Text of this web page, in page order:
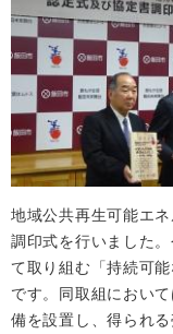
地域公共再生可能エ
調印式を行いました
て取り組む「持続可
です。同取組におい
備を設置し、得られ